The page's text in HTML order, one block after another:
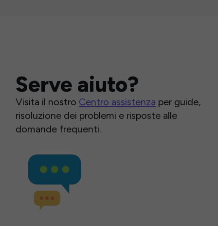
Serve aiuto?
Visita il nostro Centro assistenza per guide,
risoluzione dei problemi e risposte alle
domande frequenti.